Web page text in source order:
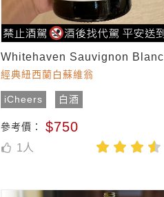
Whitehaven Sauvignon Blanc
經典紐西蘭白蘇維翁
iCheers 白酒
參考價： $750
1 人